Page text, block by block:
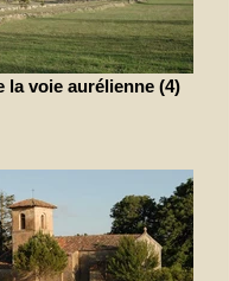
la voie aurélienne (4)